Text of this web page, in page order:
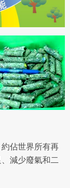
佔世界所有再
減少廢氣和二